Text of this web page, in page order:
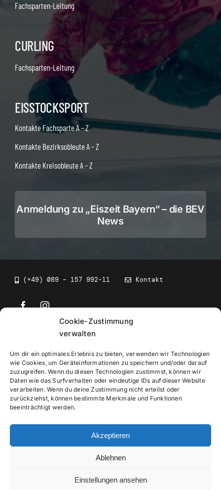
Cookie-Zustimmung
verwalten
Um dir ein optimales Erlebnis zu bieten, verwenden wir Technologien
wie Cookies, um Geräteinformationen zu speichern und/oder darauf
zuzugreifen. Wenn du diesen Technologien zustimmst, können wir
Daten wie das Surfverhalten oder eindeutige IDs auf dieser Website
verarbeiten. Wenn du deine Zustimmung nicht erteilst oder
zurückziehst, können bestimmte Merkmale und Funktionen
beeinträchtigt werden.
Akzeptieren
Ablehnen
Einstellungen ansehen
Fachsparten-Leitung
CURLING
Fachsparten-Leitung
EISSTOCKSPORT
Kontakte Fachsparte A – Z
Kontakte Bezirksobleute A – Z
Kontakte Kreisobleute A – Z
Anmeldung zu „Eiszeit Bayern“ – die BEV
News
(+49) 089 – 157 992-11 Kontakt
• BEV Bayerischer Eissportverband
Impressum
Datenschutzerklärung